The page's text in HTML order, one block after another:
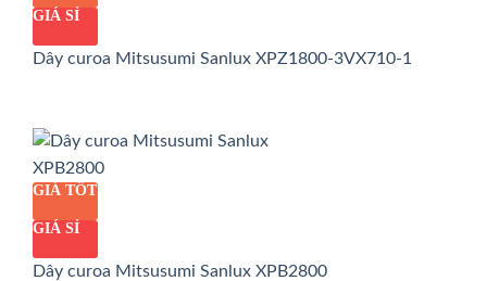
GIÁ SỈ
Dây curoa Mitsusumi Sanlux XPZ1800-3VX710-1
GIÁ TỐT
GIÁ SỈ
Dây curoa Mitsusumi Sanlux XPB2800